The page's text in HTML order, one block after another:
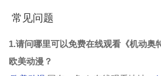
常见问题
1.请问哪里可以免费在线观看《机动奥
欧美动漫？